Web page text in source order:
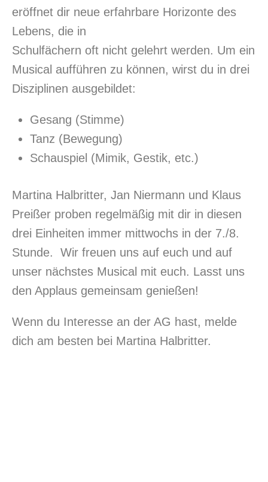
eröffnet dir neue erfahrbare Horizonte des
Lebens, die in
Schulfächern oft nicht gelehrt werden. Um ein
Musical aufführen zu können, wirst du in drei
Disziplinen ausgebildet:
Gesang (Stimme)
Tanz (Bewegung)
Schauspiel (Mimik, Gestik, etc.)
Martina Halbritter, Jan Niermann und Klaus
Preißer proben regelmäßig mit dir in diesen
drei Einheiten immer mittwochs in der 7./8.
Stunde. Wir freuen uns auf euch und auf
unser nächstes Musical mit euch. Lasst uns
den Applaus gemeinsam genießen!
Wenn du Interesse an der AG hast, melde
dich am besten bei Martina Halbritter.